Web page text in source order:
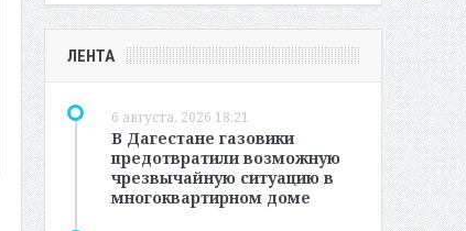
ЛЕНТА
6 августа, 2026 18:21
В Дагестане газовики
предотвратили возможную
чрезвычайную ситуацию в
многоквартирном доме